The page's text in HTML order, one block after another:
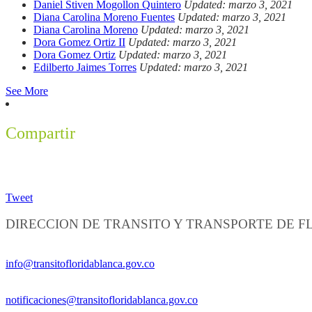
Daniel Stiven Mogollon Quintero Updated: marzo 3, 2021
Diana Carolina Moreno Fuentes Updated: marzo 3, 2021
Diana Carolina Moreno Updated: marzo 3, 2021
Dora Gomez Ortiz II Updated: marzo 3, 2021
Dora Gomez Ortiz Updated: marzo 3, 2021
Edilberto Jaimes Torres Updated: marzo 3, 2021
See More
Compartir
Tweet
DIRECCION DE TRANSITO Y TRANSPORTE DE
info@transitofloridablanca.gov.co
notificaciones@transitofloridablanca.gov.co